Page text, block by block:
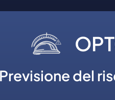
Previsione del